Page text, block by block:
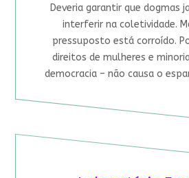
Deveria garantir que dogmas
interferir na coletividade.
pressuposto está corroído.
direitos de mulheres e
democracia – não causa o